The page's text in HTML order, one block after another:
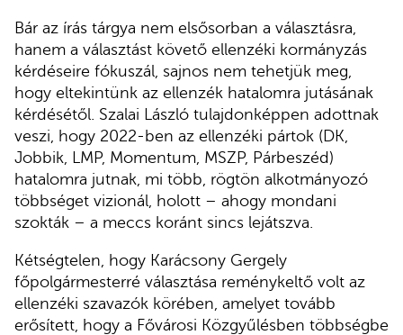
Bár az írás tárgya nem elsősorban a választásra,
hanem a választást követő ellenzéki kormányzás
kérdéseire fókuszál, sajnos nem tehetjük meg,
hogy eltekintünk az ellenzék hatalomra jutásának
kérdésétől. Szalai László tulajdonképpen adottnak
veszi, hogy 2022-ben az ellenzéki pártok (DK,
Jobbik, LMP, Momentum, MSZP, Párbeszéd)
hatalomra jutnak, mi több, rögtön alkotmányozó
többséget vizionál, holott – ahogy mondani
szokták – a meccs koránt sincs lejátszva.
Kétségtelen, hogy Karácsony Gergely
főpolgármesterré választása reménykeltő volt az
ellenzéki szavazók körében, amelyet tovább
erősített, hogy a Fővárosi Közgyűlésben többségbe